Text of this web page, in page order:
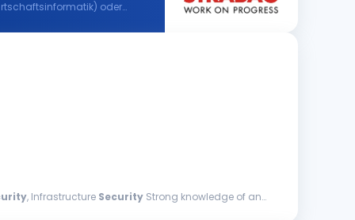
, Infrastructure Security Strong knowledge of and